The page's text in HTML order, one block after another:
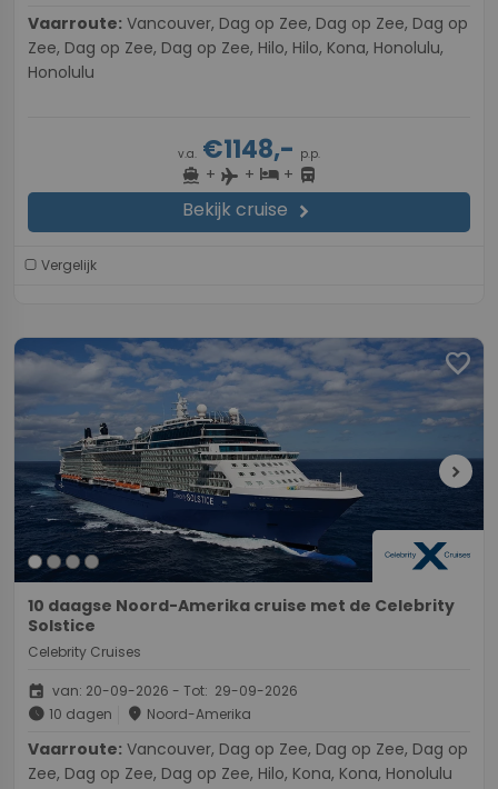
Vaarroute:
Zee, Dag op Zee, Dag op Zee, Hilo, Hilo, Kona, Honolulu,
Honolulu
v.a. €1148,- p.p.
directions_boat + flight + hotel+ directions_bus
Bekijk cruise chevron_right
Vergelijk
favorite
chevron_right
10 daagse Noord-Amerika cruise met de Celebrity
Solstice
Celebrity Cruises
event van: 20-09-2026 - Tot: 29-09-2026
schedule 10 dagen place Noord-Amerika
Vaarroute:
Zee, Dag op Zee, Dag op Zee, Hilo, Kona, Kona, Honolulu